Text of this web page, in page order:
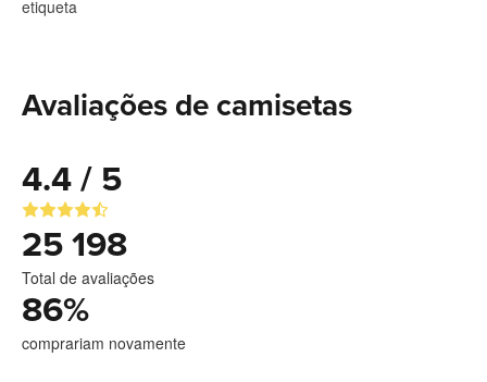
Avaliações de camisetas
4.4 / 5
25 198
Total de avaliações
86%
comprariam novamente